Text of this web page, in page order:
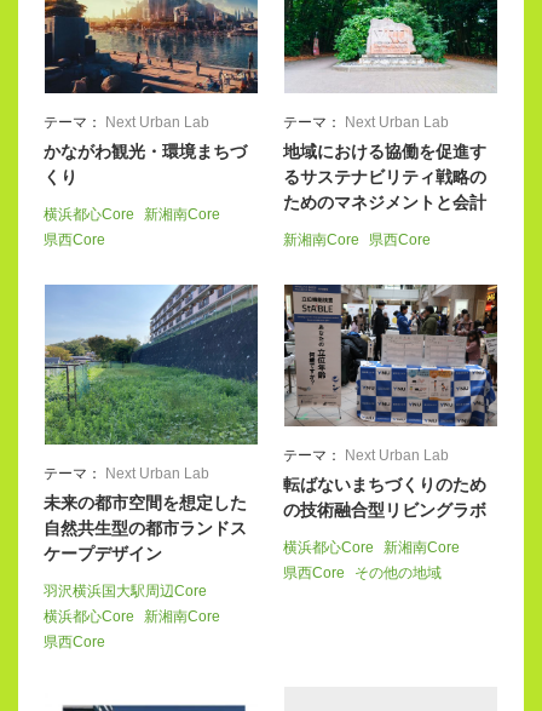
テーマ： Next Urban Lab
かながわ観光・環境まちづ
くり
横浜都心Core
新湘南Core
県西Core
テーマ： Next Urban Lab
地域における協働を促進す
るサステナビリティ戦略の
ためのマネジメントと会計
新湘南Core 県西Core
テーマ： Next Urban Lab
未来の都市空間を想定した
自然共生型の都市ランドス
ケープデザイン
羽沢横浜国大駅周辺Core
横浜都心Core
新湘南Core
県西Core
テーマ： Next Urban Lab
転ばないまちづくりのため
の技術融合型リビングラボ
横浜都心Core
新湘南Core
県西Core
その他の地域